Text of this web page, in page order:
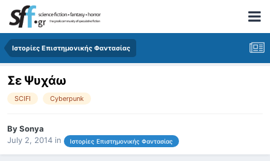
Ιστορίες Επιστημονικής Φαντασίας
Σε Ψυχάω
SCIFI Cyberpunk
BySonya
July 2, 2014 in Ιστορίες Επιστημονικής Φαντασίας